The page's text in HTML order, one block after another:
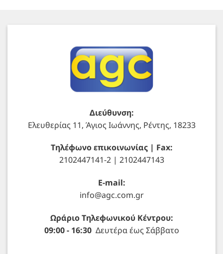
Διεύθυνση:
Ελευθερίας 11, Άγιος Ιωάννης, Ρέντης, 18233
Τηλέφωνο επικοινωνίας | Fax:
2102447141-2 | 2102447143
E-mail:
info@agc.com.gr
Ωράριο Τηλεφωνικού Κέντρου:
09:00 - 16:30Δευτέρα έως Σάββατο